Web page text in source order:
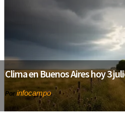
Clima en Buenos Aires hoy 3
Por infocampo